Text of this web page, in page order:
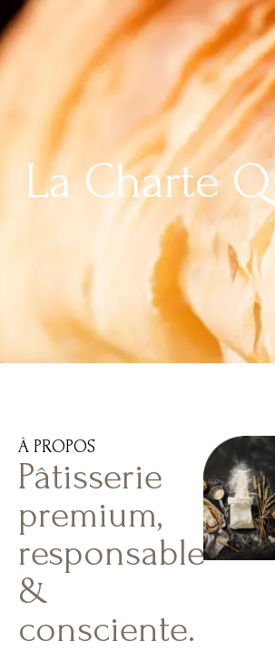
La Charte
À PROPOS
Pâtisserie
premium,
responsable
&
consciente.